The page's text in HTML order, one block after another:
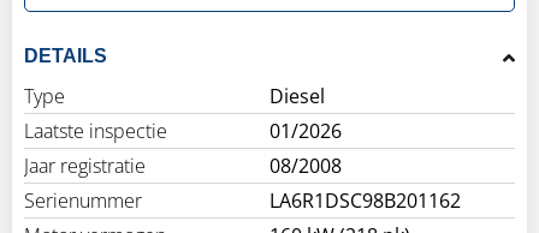
DETAILS
Type
Diesel
Laatste inspectie
01/2026
Jaar registratie
08/2008
Serienummer
LA6R1DSC98B201162